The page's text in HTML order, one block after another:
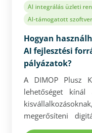
AI integrálás üzleti
AI-támogatott
Hogyan
AI fejlesztési
pályázatok?
A DIMOP Plusz
lehetőséget
megerősíteni
korlátozott